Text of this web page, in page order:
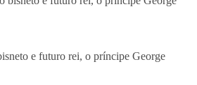
e futuro rei, o príncipe George